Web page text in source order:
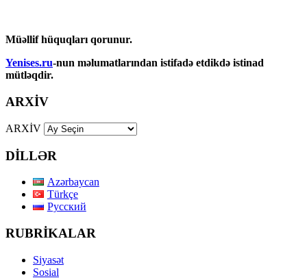
Müəllif hüquqları qorunur.
Yenises.ru-nun məlumatlarından istifadə etdikdə istinad
mütləqdir.
ARXİV
ARXİV
DİLLƏR
Azərbaycan
Türkçe
Русский
RUBRİKALAR
Siyasət
Sosial